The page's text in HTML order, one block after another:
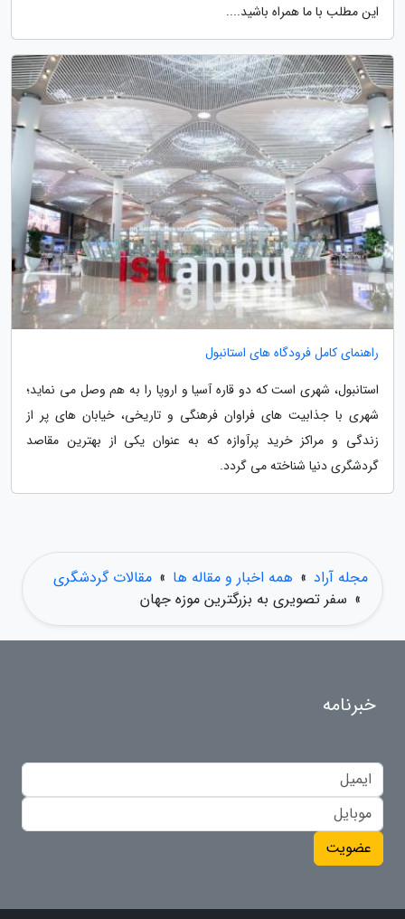
این مطلب با ما همراه باشید....
راهنمای کامل فرودگاه های استانبول
استانبول، شهری است که دو قاره آسیا و اروپا را به هم وصل می نماید؛
شهری با جذابیت های فراوان فرهنگی و تاریخی، خیابان های پر از
زندگی و مراکز خرید پرآوازه که به عنوان یکی از بهترین مقاصد
گردشگری دنیا شناخته می گردد.
مجله آراد » همه اخبار و مقاله ها » مقالات گردشگری
» سفر تصویری به بزرگترین موزه جهان
خبرنامه
عضویت